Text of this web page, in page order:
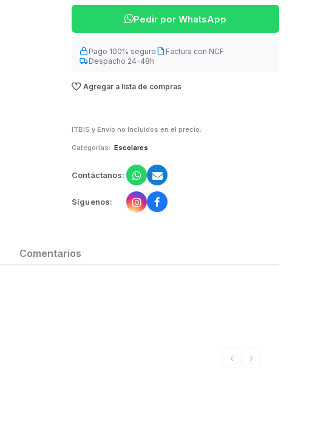
Pedir por WhatsApp
Pago 100% seguro
Factura con NCF
Despacho 24-48h
Agregar a lista de compras
ITBIS y Envio no Incluidos en el precio:
Categorias: Escolares
Contáctanos:
Síguenos:
Comentarios
‹ ›